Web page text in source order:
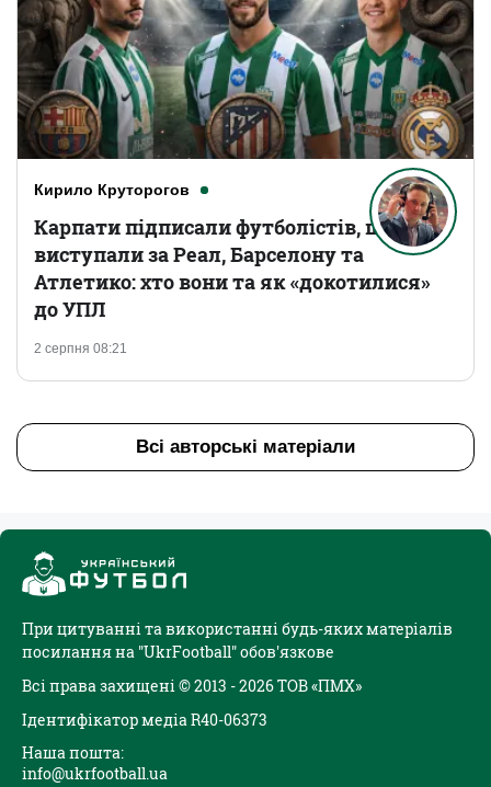
Кирило Круторогов
2 серпня 08:21
Карпати підписали футболістів, що
виступали за Реал, Барселону та
Атлетико: хто вони та як «докотилися»
до УПЛ
Всі авторські матеріали
При цитуванні та використанні будь-яких матеріалів
посилання на "UkrFootball" обов'язкове
Всі права захищені © 2013 - 2026 ТОВ «ПМХ»
Ідентифікатор медіа R40-06373
Наша пошта:
info@ukrfootball.ua